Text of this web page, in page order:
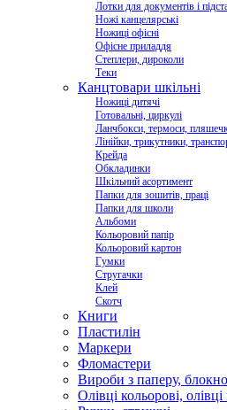
Лотки для документів і
Ножі канцелярські
Ножиці офісні
Офісне приладдя
Степлери, дироколи
Теки
Канцтовари шкільні
Ножиці дитячі
Готовальні, циркулі
Ланчбокси, термоси,
Лінійки, трикутники,
Крейда
Обкладинки
Шкільний асортимент
Папки для зошитів, праці
Папки для школи
Альбоми
Кольоровий папір
Кольоровий картон
Гумки
Стругачки
Клей
Скотч
Книги
Пластилін
Маркери
Фломастери
Вироби з паперу,
Олівці кольорові, олівці